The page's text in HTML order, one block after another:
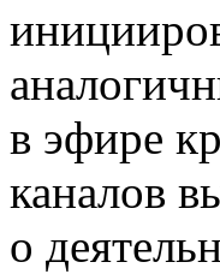
в эфире
каналов
о